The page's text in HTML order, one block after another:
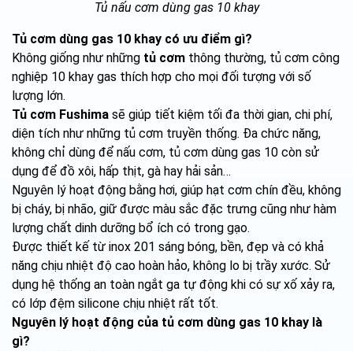
Tủ nấu cơm dùng gas 10 khay
Tủ cơm dùng gas 10 khay có ưu điểm gì?
Không giống như những tủ cơm thông thường, tủ cơm công
nghiệp 10 khay gas thích hợp cho mọi đối tượng với số
lượng lớn.
Tủ cơm Fushima sẽ giúp tiết kiệm tối đa thời gian, chi phí,
diện tích như những tủ cơm truyền thống. Đa chức năng,
không chỉ dùng để nấu cơm, tủ cơm dùng gas 10 còn sử
dụng để đồ xôi, hấp thịt, gà hay hải sản…
Nguyên lý hoạt động bằng hơi, giúp hạt cơm chín đều, không
bị cháy, bị nhão, giữ được màu sắc đặc trưng cũng như hàm
lượng chất dinh dưỡng bổ ích có trong gạo.
Được thiết kế từ inox 201 sáng bóng, bền, đẹp và có khả
năng chịu nhiệt độ cao hoàn hảo, không lo bị trầy xước. Sử
dụng hệ thống an toàn ngắt ga tự động khi có sự xố xảy ra,
có lớp đệm silicone chịu nhiệt rất tốt.
Nguyên lý hoạt động của tủ cơm dùng gas 10 khay là
gì?